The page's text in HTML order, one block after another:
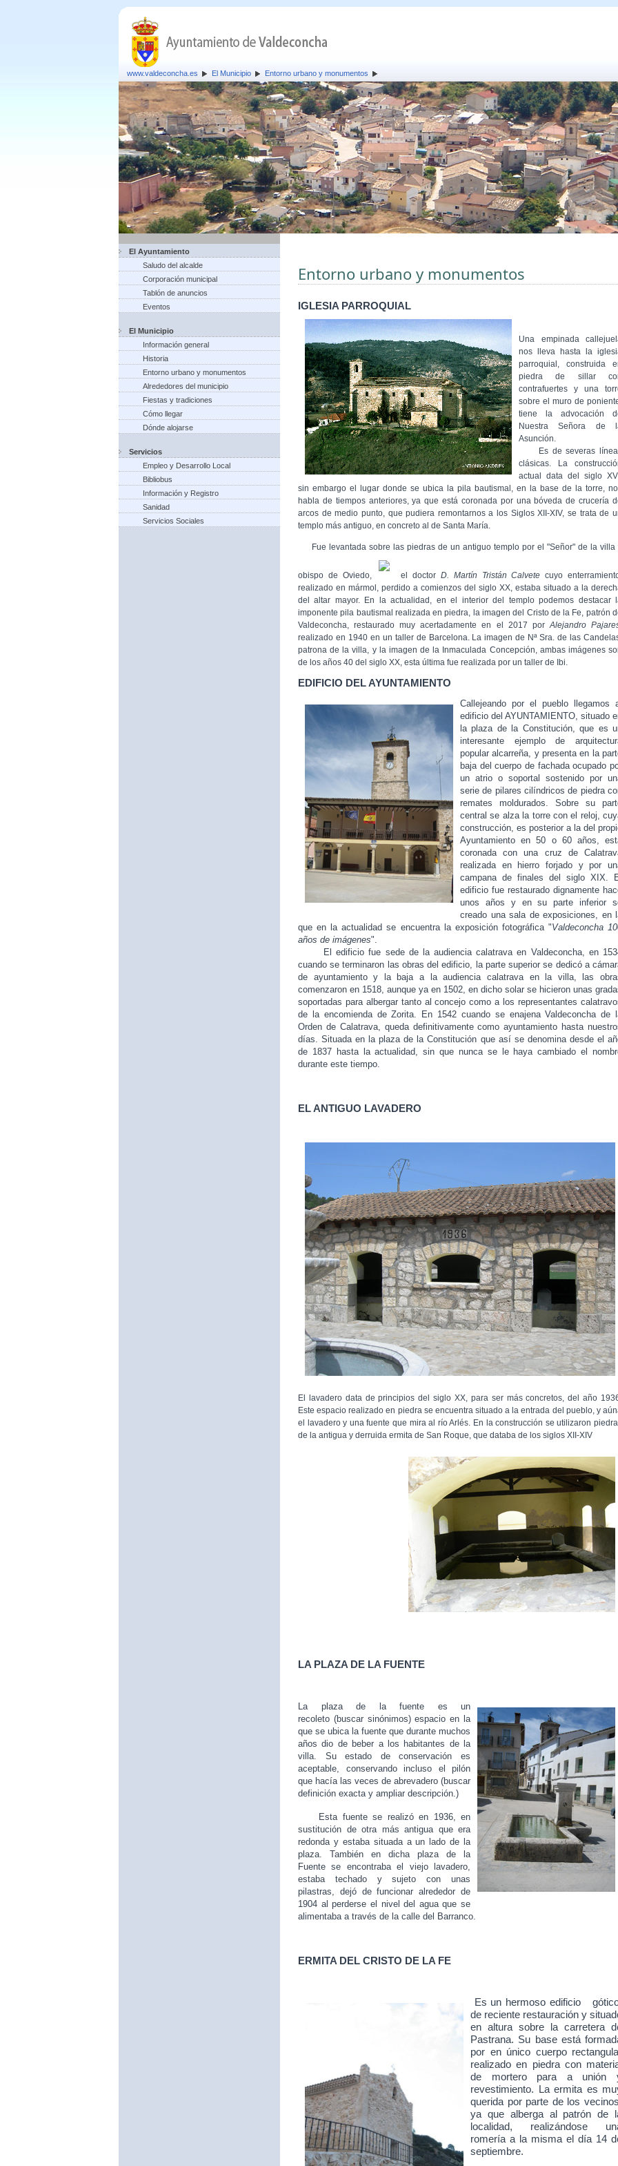
www.valdeconcha.es El Municipio Entorno urbano y monumentos
El Ayuntamiento
Saludo del alcalde
Corporación municipal
Tablón de anuncios
Eventos
El Municipio
Información general
Historia
Entorno urbano y monumentos
Alrededores del municipio
Fiestas y tradiciones
Cómo llegar
Dónde alojarse
Servicios
Empleo y Desarrollo Local
Bibliobus
Información y Registro
Sanidad
Servicios Sociales
Entorno urbano y monumentos
IGLESIA PARROQUIAL
Una empinada
nos lleva hasta la
parroquial, construida
piedra de sillar
contrafuertes y una
sobre el muro de
tiene la advocación
Nuestra Señora de
Asunción.
Es de severas
clásicas. La
actual data del siglo
sin embargo el lugar donde se ubica la pila bautismal, en la base de la torre,
habla de tiempos anteriores, ya que está coronada por una bóveda de crucería
arcos de medio punto, que pudiera remontarnos a los Siglos XII-XIV, se trata de
templo más antiguo, en concreto al de Santa María.
Fue levantada sobre las piedras de un antiguo templo por el "Señor" de la villa
obispo de Oviedo, el doctorD. Martín Tristán Calvete cuyo
realizado en mármol, perdido a comienzos del siglo XX, estaba situado a la
del altar mayor. En la actualidad, en el interior del templo podemos destacar
imponente pila bautismal realizada en piedra, la imagen del Cristo de la Fe, patrón
Valdeconcha, restaurado muy acertadamente en el 2017 por Alejandro
realizado en 1940 en un taller de Barcelona. La imagen de Nª Sra. de las
patrona de la villa, y la imagen de la Inmaculada Concepción, ambas imágenes
de los años 40 del siglo XX, esta última fue realizada por un taller de Ibi.
EDIFICIO DEL AYUNTAMIENTO
Callejeando por el pueblo llegamos
edificio del AYUNTAMIENTO, situado
la plaza de la Constitución, que es
interesante ejemplo de
popular alcarreña, y presenta en la
baja del cuerpo de fachada ocupado
un atrio o soportal sostenido por
serie de pilares cilíndricos de piedra
remates moldurados. Sobre su
central se alza la torre con el reloj,
construcción, es posterior a la del
Ayuntamiento en 50 o 60 años,
coronada con una cruz de
realizada en hierro forjado y por
campana de finales del siglo XIX.
edificio fue restaurado dignamente
unos años y en su parte inferior
creado una sala de exposiciones, en
que en la actualidad se encuentra la exposición fotográfica "Valdeconcha
años de imágenes".
El edificio fue sede de la audiencia calatrava en Valdeconcha, en
cuando se terminaron las obras del edificio, la parte superior se dedicó a
de ayuntamiento y la baja a la audiencia calatrava en la villa, las
comenzaron en 1518, aunque ya en 1502, en dicho solar se hicieron unas
soportadas para albergar tanto al concejo como a los representantes
de la encomienda de Zorita. En 1542 cuando se enajena Valdeconcha de
Orden de Calatrava, queda definitivamente como ayuntamiento hasta
días. Situada en la plaza de la Constitución que así se denomina desde el
de 1837 hasta la actualidad, sin que nunca se le haya cambiado el
durante este tiempo.
EL ANTIGUO LAVADERO
El lavadero data de principios del siglo XX, para ser más concretos, del año
Este espacio realizado en piedra se encuentra situado a la entrada del pueblo, y
el lavadero y una fuente que mira al río Arlés. En la construcción se utilizaron
de la antigua y derruida ermita de San Roque, que databa de los siglos XII-XIV
LA PLAZA DE LA FUENTE
La plaza de la fuente es un
recoleto (buscar sinónimos) espacio en la
que se ubica la fuente que durante muchos
años dio de beber a los habitantes de la
villa. Su estado de conservación es
aceptable, conservando incluso el pilón
que hacía las veces de abrevadero (buscar
definición exacta y ampliar descripción.)
Esta fuente se realizó en 1936, en
sustitución de otra más antigua que era
redonda y estaba situada a un lado de la
plaza. También en dicha plaza de la
Fuente se encontraba el viejo lavadero,
estaba techado y sujeto con unas
pilastras, dejó de funcionar alrededor de
1904 al perderse el nivel del agua que se
alimentaba a través de la calle del Barranco.
ERMITA DEL CRISTO DE LA FE
Es un hermoso edificio g
de reciente restauración y
en altura sobre la carretera
Pastrana. Su base está
por en único cuerpo
realizado en piedra con
de mortero para a unión
revestimiento. La ermita es m
querida por parte de los
ya que alberga al patrón de
localidad, realizándose
romería a la misma el día 14
septiembre.